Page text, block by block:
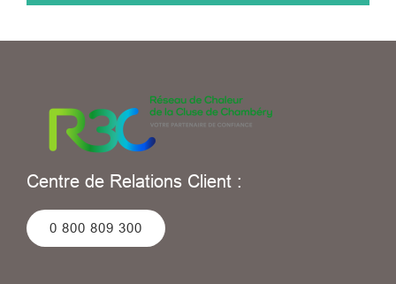
Centre de Relations Client :
0 800 809 300